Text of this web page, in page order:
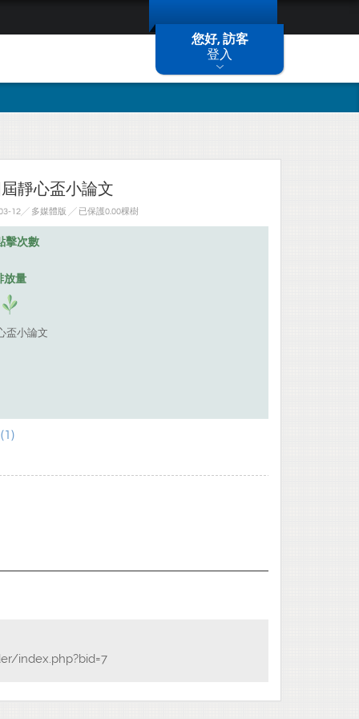
您好, 訪客
登入
靜心盃小論文
12╱ 多媒體版 ╱ 已保護0.00棵樹
擊次數
放量
盃小論文
index.php?bid=7